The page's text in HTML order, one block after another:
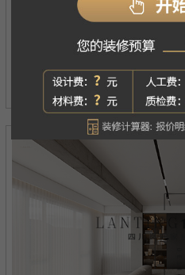
西府琅悦
现代简约丨四居丨180㎡